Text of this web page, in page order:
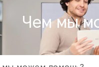
Чем мы